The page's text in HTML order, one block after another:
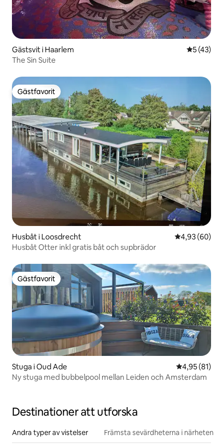
Gästsvit i Haarlem 5 av 5 i
5 (43)
The Sin Suite
Gästfavorit
Gästfavorit
Husbåt i Loosdrecht 4,93 av 5 i
4,93 (60)
Husbåt Otter inkl gratis båt och supbrädor
Gästfavorit
Gästfavorit
Stuga i Oud Ade 4,95 av 5 i
4,95 (81)
Ny stuga med bubbelpool mellan Leiden och Amsterdam
Destinationer att utforska
Andra typer av vistelser Främsta sevärdheterna i närheten